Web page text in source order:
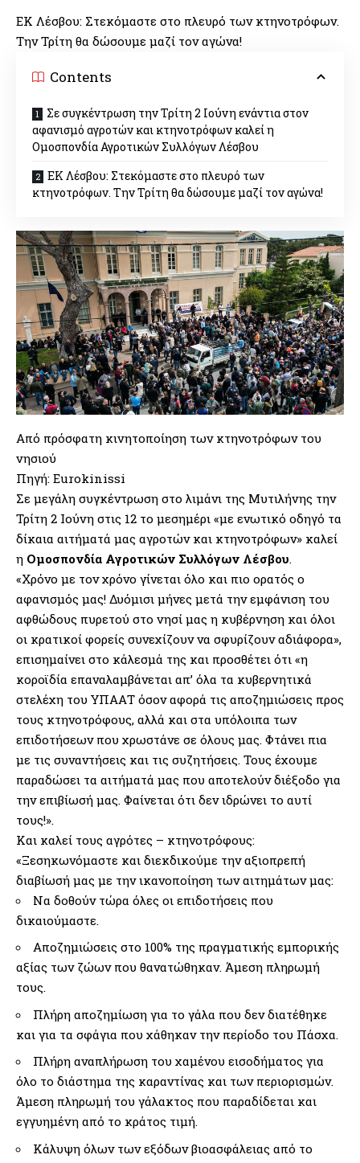
ΕΚ Λέσβου: Στεκόμαστε στο πλευρό των κτηνοτρόφων.
Την Τρίτη θα δώσουμε μαζί τον αγώνα!
Contents
Σε συγκέντρωση την Τρίτη 2 Ιούνη ενάντια στον
αφανισμό αγροτών και κτηνοτρόφων καλεί η
Ομοσπονδία Αγροτικών Συλλόγων Λέσβου
ΕΚ Λέσβου: Στεκόμαστε στο πλευρό των
κτηνοτρόφων. Την Τρίτη θα δώσουμε μαζί τον αγώνα!
Από πρόσφατη κινητοποίηση των κτηνοτρόφων του
νησιού
Πηγή: Eurokinissi
Σε μεγάλη συγκέντρωση στο λιμάνι της Μυτιλήνης την
Τρίτη 2 Ιούνη στις 12 το μεσημέρι «με ενωτικό οδηγό τα
δίκαια αιτήματά μας αγροτών και κτηνοτρόφων» καλεί
η Ομοσπονδία Αγροτικών Συλλόγων Λέσβου.
«Χρόνο με τον χρόνο γίνεται όλο και πιο ορατός ο
αφανισμός μας! Δυόμισι μήνες μετά την εμφάνιση του
αφθώδους πυρετού στο νησί μας η κυβέρνηση και όλοι
οι κρατικοί φορείς συνεχίζουν να σφυρίζουν αδιάφορα»,
επισημαίνει στο κάλεσμά της και προσθέτει ότι «η
κοροϊδία επαναλαμβάνεται απ’ όλα τα κυβερνητικά
στελέχη του ΥΠΑΑΤ όσον αφορά τις αποζημιώσεις προς
τους κτηνοτρόφους, αλλά και στα υπόλοιπα των
επιδοτήσεων που χρωστάνε σε όλους μας. Φτάνει πια
με τις συναντήσεις και τις συζητήσεις. Τους έχουμε
παραδώσει τα αιτήματά μας που αποτελούν διέξοδο για
την επιβίωσή μας. Φαίνεται ότι δεν ιδρώνει το αυτί
τους!».
Και καλεί τους αγρότες – κτηνοτρόφους:
«Ξεσηκωνόμαστε και διεκδικούμε την αξιοπρεπή
διαβίωσή μας με την ικανοποίηση των αιτημάτων μας:
Να δοθούν τώρα όλες οι επιδοτήσεις που
δικαιούμαστε.
Αποζημιώσεις στο 100% της πραγματικής εμπορικής
αξίας των ζώων που θανατώθηκαν. Άμεση πληρωμή
τους.
Πλήρη αποζημίωση για το γάλα που δεν διατέθηκε
και για τα σφάγια που χάθηκαν την περίοδο του Πάσχα.
Πλήρη αναπλήρωση του χαμένου εισοδήματος για
όλο το διάστημα της καραντίνας και των περιορισμών.
Άμεση πληρωμή του γάλακτος που παραδίδεται και
εγγυημένη από το κράτος τιμή.
Κάλυψη όλων των εξόδων βιοασφάλειας από το